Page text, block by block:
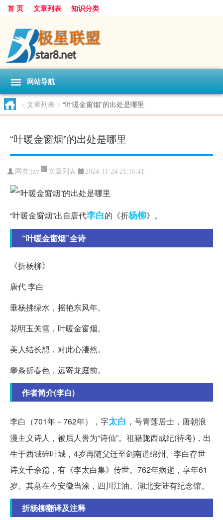
首 页 文章列表 知识分类
网站导航
> 文章列表 > “叶暖金窗烟”的出处是哪里
“叶暖金窗烟”的出处是哪里
网友:jzy 文章列表 2024-11-24 21:16:41
“叶暖金窗烟”出自唐代李白的《折杨柳》。
“叶暖金窗烟”全诗
《折杨柳》
唐代 李白
垂杨拂绿水，摇艳东风年。
花明玉关雪，叶暖金窗烟。
美人结长想，对此心凄然。
攀条折春色，远寄龙庭前。
作者简介(李白)
李白（701年－762年），字太白 ，号青莲居士，唐朝浪
漫主义诗人，被后人誉为“诗仙”。祖籍陇西成纪(待考)，出
生于西域碎叶城，4岁再随父迁至剑南道绵州。李白存世
诗文千余篇，有《李太白集》传世。762年病逝，享年61
岁。其墓在今安徽当涂，四川江油、湖北安陆有纪念馆。
折杨柳翻译及注释